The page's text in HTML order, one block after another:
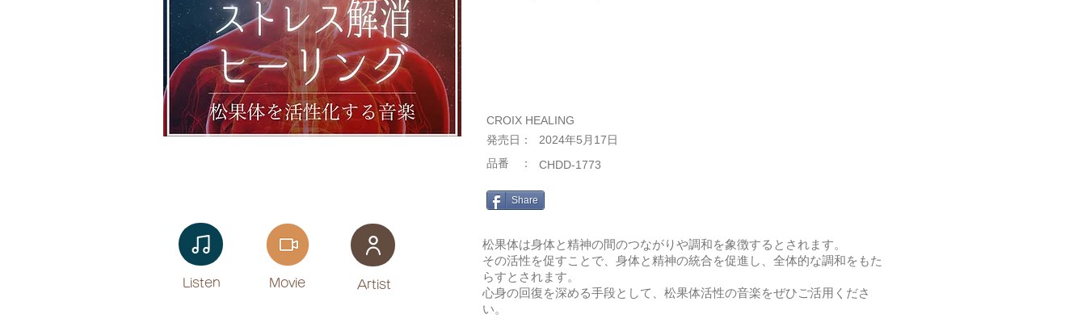
Listen​ Movie ​Artist
CROIX HEALING
2024年5月17日
​発売日：
​品番 ：
CHDD-1773
Share
松果体は身体と精神の間のつながりや調和を象徴するとされます。
その活性を促すことで、身体と精神の統合を促進し、全体的な調和をもた
らすとされます。
心身の回復を深める手段として、松果体活性の音楽をぜひご活用くださ
い。